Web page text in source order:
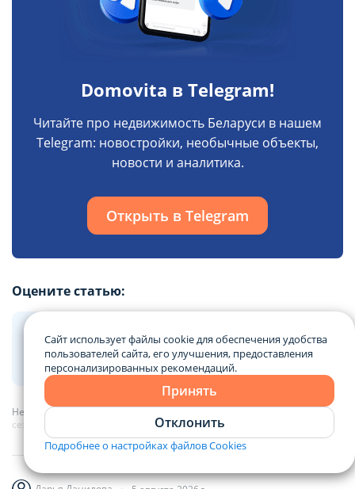
Domovita в Telegram!
Читайте про недвижимость Беларуси в нашем
Telegram: новостройки, необычные объекты,
новости и аналитика.
Открыть в Telegram
Оцените статью:
2 0 0
Недвижимость Минска Новости
Дачный покер в конце
сезона: как психология продавца в августе помогает сбить цену
Сайт использует файлы cookie для обеспечения удобства
пользователей сайта, его улучшения, предоставления
персонализированных рекомендаций.
Принять
Отклонить
Подробнее о настройках файлов Cookies